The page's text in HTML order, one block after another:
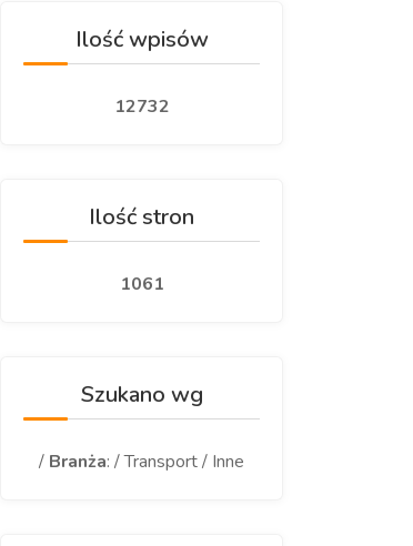
Ilość wpisów
12732
Ilość stron
1061
Szukano wg
/ Branża: / Transport / Inne